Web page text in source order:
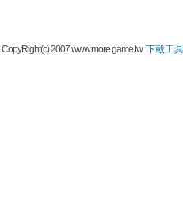
2007 www.more.game.tw下載工